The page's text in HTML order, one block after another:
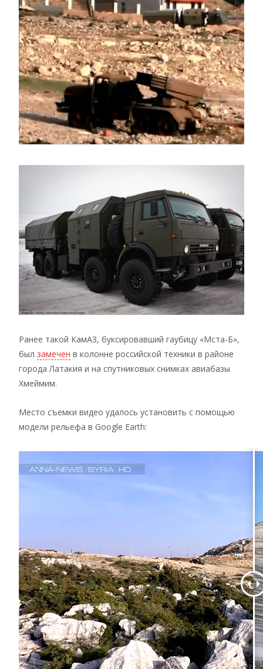
Ранее такой КамАЗ, буксировавший гаубицу «Мста-Б»,
был замечен в колонне российской техники в районе
города Латакия и на спутниковых снимках авиабазы
Хмеймим.
Место съемки видео удалось установить с помощью
модели рельефа в Google Earth: